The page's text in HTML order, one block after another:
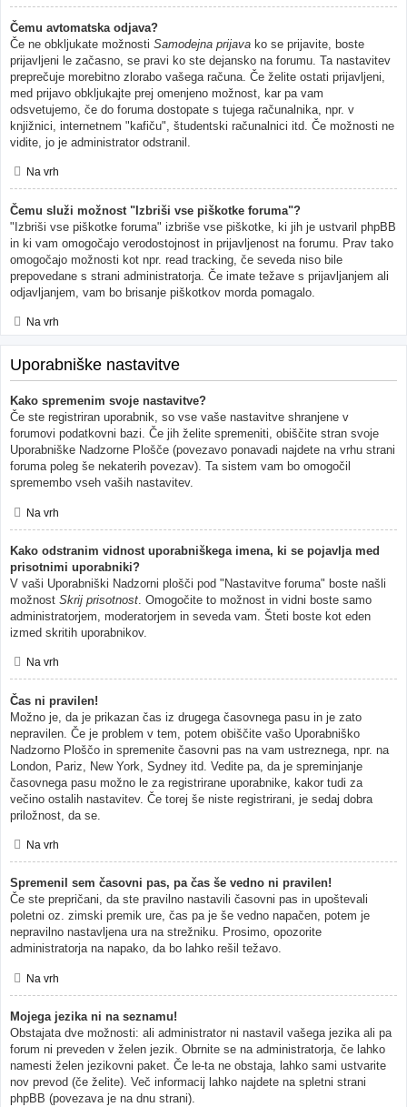
Čemu avtomatska odjava?
Če ne obkljukate možnosti Samodejna prijava ko se prijavite, boste
prijavljeni le začasno, se pravi ko ste dejansko na forumu. Ta nastavitev
preprečuje morebitno zlorabo vašega računa. Če želite ostati prijavljeni,
med prijavo obkljukajte prej omenjeno možnost, kar pa vam
odsvetujemo, če do foruma dostopate s tujega računalnika, npr. v
knjižnici, internetnem "kafiču", študentski računalnici itd. Če možnosti ne
vidite, jo je administrator odstranil.
Na vrh
Čemu služi možnost "Izbriši vse piškotke foruma"?
"Izbriši vse piškotke foruma" izbriše vse piškotke, ki jih je ustvaril phpBB
in ki vam omogočajo verodostojnost in prijavljenost na forumu. Prav tako
omogočajo možnosti kot npr. read tracking, če seveda niso bile
prepovedane s strani administratorja. Če imate težave s prijavljanjem ali
odjavljanjem, vam bo brisanje piškotkov morda pomagalo.
Na vrh
Uporabniške nastavitve
Kako spremenim svoje nastavitve?
Če ste registriran uporabnik, so vse vaše nastavitve shranjene v
forumovi podatkovni bazi. Če jih želite spremeniti, obiščite stran svoje
Uporabniške Nadzorne Plošče (povezavo ponavadi najdete na vrhu strani
foruma poleg še nekaterih povezav). Ta sistem vam bo omogočil
spremembo vseh vaših nastavitev.
Na vrh
Kako odstranim vidnost uporabniškega imena, ki se pojavlja med
prisotnimi uporabniki?
V vaši Uporabniški Nadzorni plošči pod "Nastavitve foruma" boste našli
možnost Skrij prisotnost . Omogočite to možnost in vidni boste samo
administratorjem, moderatorjem in seveda vam. Šteti boste kot eden
izmed skritih uporabnikov.
Na vrh
Čas ni pravilen!
Možno je, da je prikazan čas iz drugega časovnega pasu in je zato
nepravilen. Če je problem v tem, potem obiščite vašo Uporabniško
Nadzorno Ploščo in spremenite časovni pas na vam ustreznega, npr. na
London, Pariz, New York, Sydney itd. Vedite pa, da je spreminjanje
časovnega pasu možno le za registrirane uporabnike, kakor tudi za
večino ostalih nastavitev. Če torej še niste registrirani, je sedaj dobra
priložnost, da se.
Na vrh
Spremenil sem časovni pas, pa čas še vedno ni pravilen!
Če ste prepričani, da ste pravilno nastavili časovni pas in upoštevali
poletni oz. zimski premik ure, čas pa je še vedno napačen, potem je
nepravilno nastavljena ura na strežniku. Prosimo, opozorite
administratorja na napako, da bo lahko rešil težavo.
Na vrh
Mojega jezika ni na seznamu!
Obstajata dve možnosti: ali administrator ni nastavil vašega jezika ali pa
forum ni preveden v želen jezik. Obrnite se na administratorja, če lahko
namesti želen jezikovni paket. Če le-ta ne obstaja, lahko sami ustvarite
nov prevod (če želite). Več informacij lahko najdete na spletni strani
phpBB (povezava je na dnu strani).